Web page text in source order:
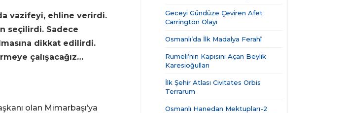
vazifeyi, ehline verirdi.
seçilirdi. Sadece
dikkat edilirdi.
çalışacağız…
olan Mimarbaşı’ya
Geceyi Gündüze Çeviren Afet
Carrington Olayı
Osmanlı’da İlk Madalya Ferahî
Rumeli’nin Kapısını Açan Beylik
Karesioğulları
İlk Şehir Atlası Civitates Orbis
Terrarum
Osmanlı Hanedan Mektupları-2